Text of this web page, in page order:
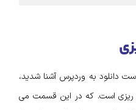
دانلود به وردپرس آشنا شدید،
ریزی است. که در این قسمت می